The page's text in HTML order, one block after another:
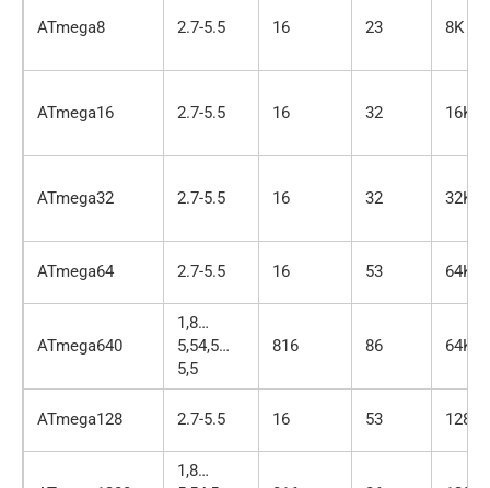
ATmega8 2.7-5.5 16 23 8K
ATmega16 2.7-5.5 16 32 16K
ATmega32 2.7-5.5 16 32 32K
ATmega64 2.7-5.5 16 53 64K
ATmega640
1,8…
5,54,5…
5,5
816 86 64K
ATmega128 2.7-5.5 16 53 128K
1,8…